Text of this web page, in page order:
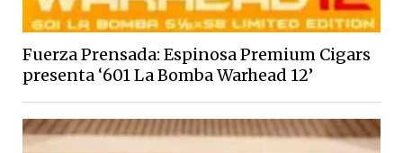
Fuerza Prensada: Espinosa Premium Cigars
presenta ‘601 La Bomba Warhead 12’